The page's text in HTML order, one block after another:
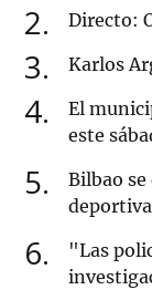
2 Directo:
3 Karlos
4
El
este
5
Bilbao
6
"Las